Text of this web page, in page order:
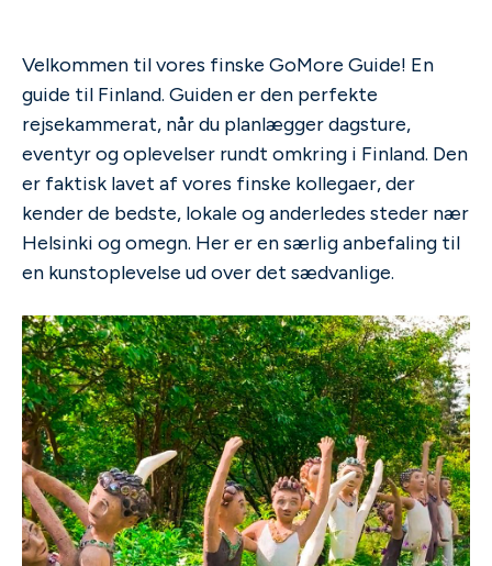
Velkommen til vores finske GoMore Guide! En
guide til Finland. Guiden er den perfekte
rejsekammerat, når du planlægger dagsture,
eventyr og oplevelser rundt omkring i Finland. Den
er faktisk lavet af vores finske kollegaer, der
kender de bedste, lokale og anderledes steder nær
Helsinki og omegn. Her er en særlig anbefaling til
en kunstoplevelse ud over det sædvanlige.